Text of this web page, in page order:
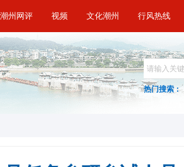
潮州网评 视频 文化潮州 行风热线
热门搜索 :